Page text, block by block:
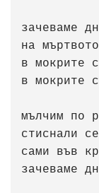
зачеваме
на
в мокрите
в мокрите
мълчим по
стиснали
сами във
зачеваме